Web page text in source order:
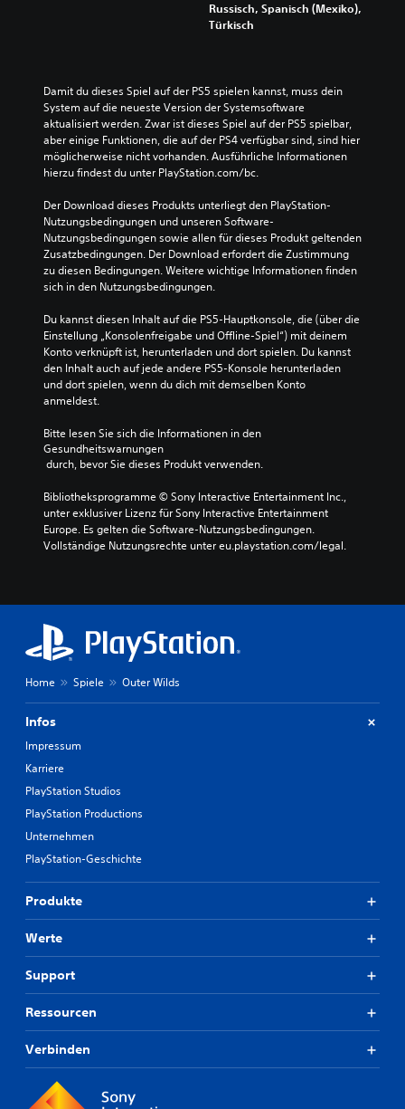
Russisch, Spanisch (Mexiko),
Türkisch
Damit du dieses Spiel auf der PS5 spielen kannst, muss dein
System auf die neueste Version der Systemsoftware
aktualisiert werden. Zwar ist dieses Spiel auf der PS5 spielbar,
aber einige Funktionen, die auf der PS4 verfügbar sind, sind hier
möglicherweise nicht vorhanden. Ausführliche Informationen
hierzu findest du unter PlayStation.com/bc.
Der Download dieses Produkts unterliegt den PlayStation-
Nutzungsbedingungen und unseren Software-
Nutzungsbedingungen sowie allen für dieses Produkt geltenden
Zusatzbedingungen. Der Download erfordert die Zustimmung
zu diesen Bedingungen. Weitere wichtige Informationen finden
sich in den Nutzungsbedingungen.
Du kannst diesen Inhalt auf die PS5-Hauptkonsole, die (über die
Einstellung „Konsolenfreigabe und Offline-Spiel“) mit deinem
Konto verknüpft ist, herunterladen und dort spielen. Du kannst
den Inhalt auch auf jede andere PS5-Konsole herunterladen
und dort spielen, wenn du dich mit demselben Konto
anmeldest.
Bitte lesen Sie sich die Informationen in den
Gesundheitswarnungen
durch, bevor Sie dieses Produkt verwenden.
Bibliotheksprogramme © Sony Interactive Entertainment Inc.,
unter exklusiver Lizenz für Sony Interactive Entertainment
Europe. Es gelten die Software-Nutzungsbedingungen.
Vollständige Nutzungsrechte unter eu.playstation.com/legal.
Home Spiele Outer Wilds
Infos
Impressum
Karriere
PlayStation Studios
PlayStation Productions
Unternehmen
PlayStation-Geschichte
Produkte
Werte
Support
Ressourcen
Verbinden